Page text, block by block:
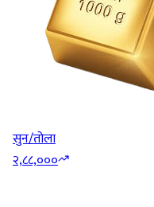
सुन/तोला
२,८८,०००